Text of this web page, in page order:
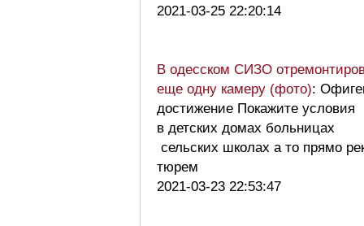
2021-03-25 22:20:14
В одесском СИЗО
еще одну камеру (фото):
достижение Покажите условия
в детских домах больницах
сельских школах а то прямо
тюрем
2021-03-23 22:53:47